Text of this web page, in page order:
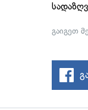
გაიგეთ